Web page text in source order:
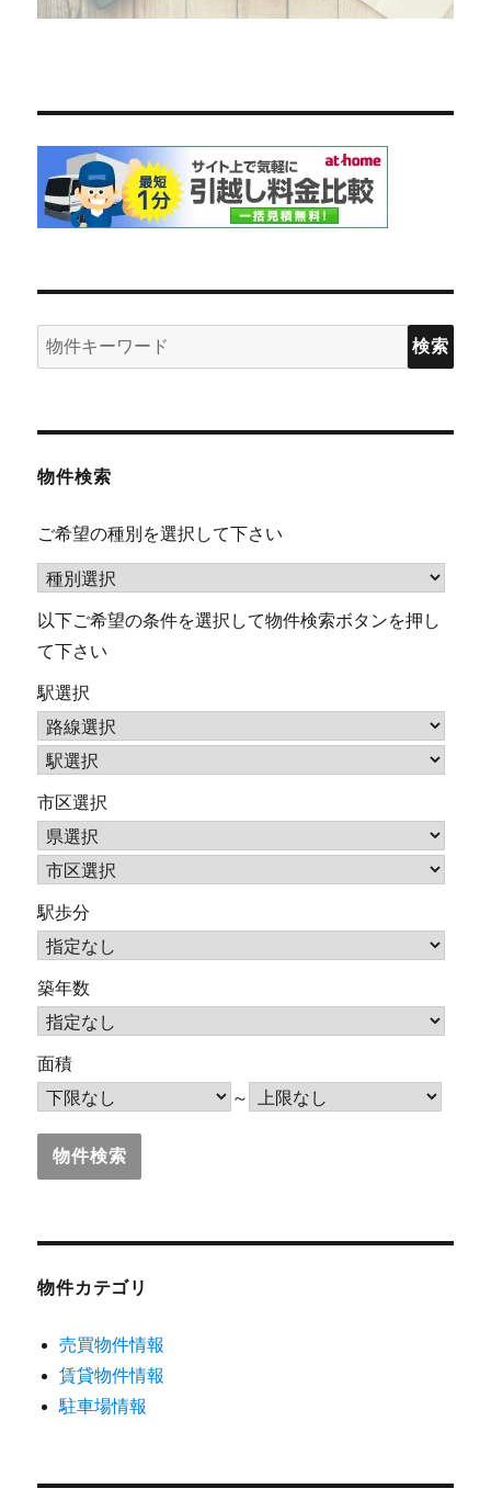
検
索:
物件検索
ご希望の種別を選択して下さい
以下ご希望の条件を選択して物件検索ボタンを押し
て下さい
駅選択
市区選択
駅歩分
築年数
面積
～
物件カテゴリ
売買物件情報
賃貸物件情報
駐車場情報